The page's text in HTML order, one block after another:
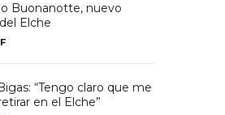
Buonanotte, nuevo
Elche
“Tengo claro que me
en el Elche”